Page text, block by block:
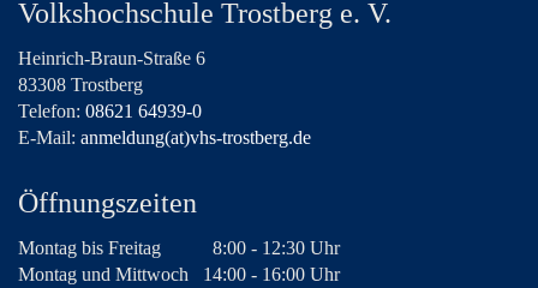
Volkshochschule Trostberg e. V.
Heinrich-Braun-Straße 6
83308 Trostberg
Telefon: 08621 64939-0
E-Mail: anmeldung(at)vhs-trostberg.de
Öffnungszeiten
Montag bis Freitag
8:00 - 12:30 Uhr
Montag und Mittwoch 14:00 - 16:00 Uhr